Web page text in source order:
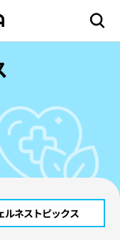
ルネストピックス